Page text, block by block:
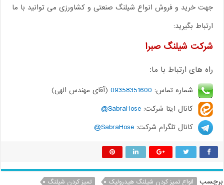
جهت خرید و فروش انواع شیلنگ صنعتی و کشاورزی می توانید با ما
ارتباط بگیرید:
شرکت شیلنگ صبرا
راه های ارتباط با ما:
شماره تماس: 09358351600 (آقای مهندس الهی)
کانال ایتا شرکت:SabraHose@
کانال تلگرام شرکت:SabraHose@
برچسب انواع تمیز کردن شیلنگ هیدرولیک تمیز کردن شیلنگ